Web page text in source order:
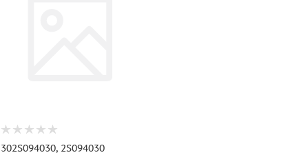
302S094030, 2S094030